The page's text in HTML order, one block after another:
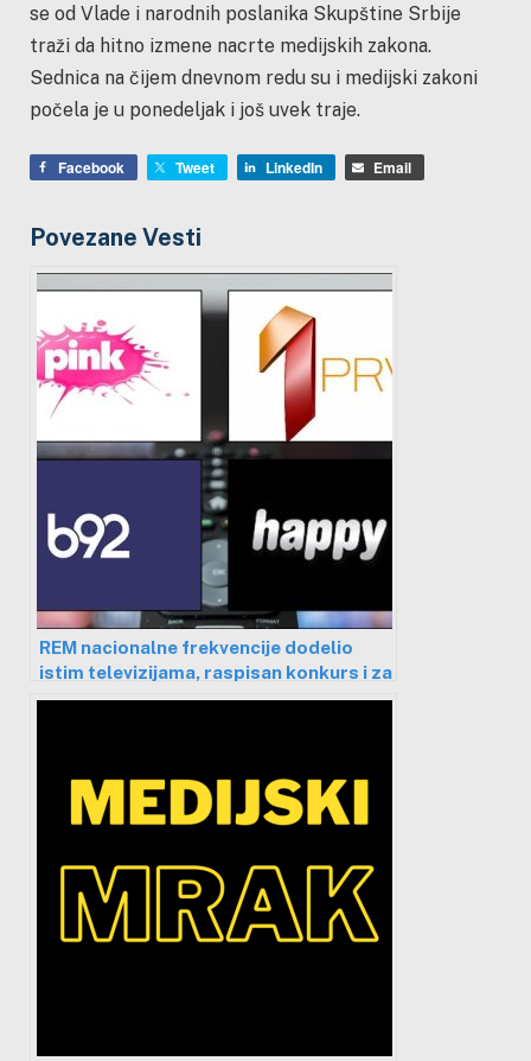
se od Vlade i narodnih poslanika Skupštine Srbije
traži da hitno izmene nacrte medijskih zakona.
Sednica na čijem dnevnom redu su i medijski zakoni
počela je u ponedeljak i još uvek traje.
Facebook Tweet LinkedIn Email
Povezane Vesti
REM nacionalne frekvencije dodelio
istim televizijama, raspisan konkurs i za
petog emitera